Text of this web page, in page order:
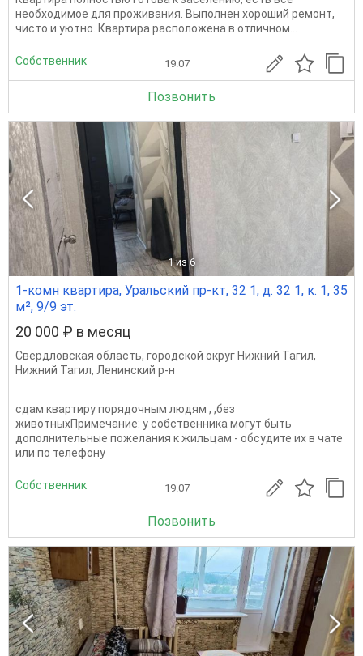
необходимое для проживания. Выполнен хороший ремонт,
чисто и уютно. Квартира расположена в отличном...
Собственник 19.07
Позвонить
1 из 6
1-комн квартира, Уральский пр-кт, 32 1, д. 32 1, к. 1, 35
м², 9/9 эт.
20 000 ₽ в месяц
Свердловская область, городской округ Нижний Тагил,
Нижний Тагил, Ленинский р-н
сдам квартиру порядочным людям , ,без
животныхПримечание: у собственника могут быть
дополнительные пожелания к жильцам - обсудите их в чате
или по телефону
Собственник 19.07
Позвонить